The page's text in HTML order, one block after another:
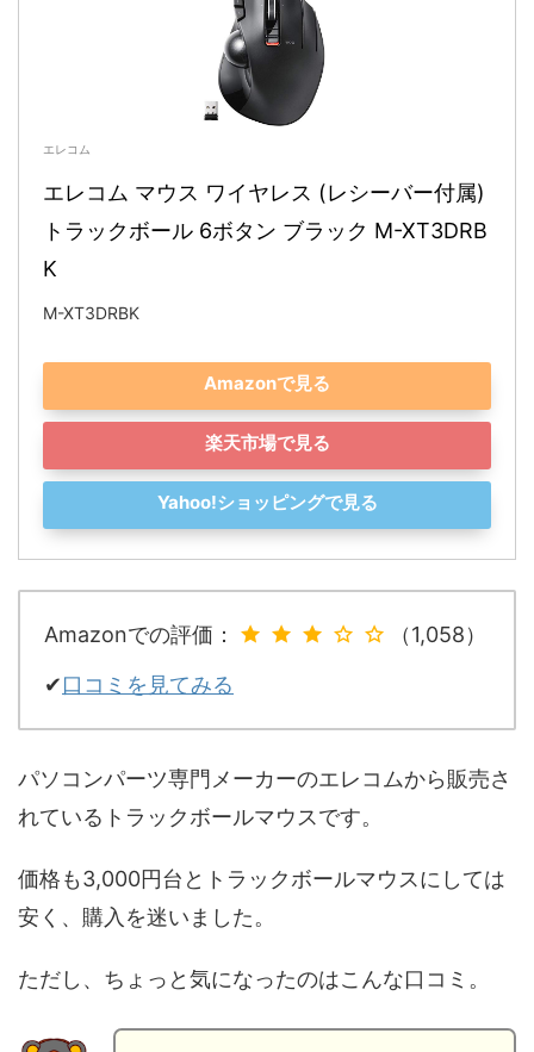
エレコム
エレコム マウス ワイヤレス (レシーバー付属)
トラックボール 6ボタン ブラック M-XT3DRB
K
M-XT3DRBK
Amazonで見る
楽天市場で見る
Yahoo!ショッピングで見る
Amazonでの評価：
（1,058）
✔口コミを見てみる
パソコンパーツ専門メーカーのエレコムから販売さ
れているトラックボールマウスです。
価格も3,000円台とトラックボールマウスにしては
安く、購入を迷いました。
ただし、ちょっと気になったのはこんな口コミ。